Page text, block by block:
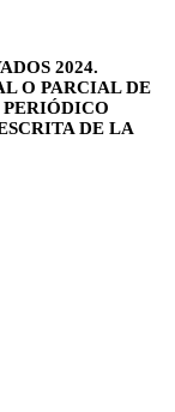
2024.
O PARCIAL DE
DE LA